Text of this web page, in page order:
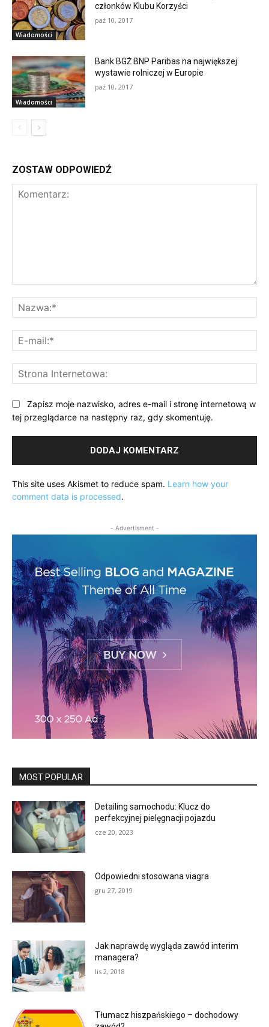
Wiadomości
członków Klubu Korzyści
paź 10, 2017
Wiadomości
Bank BGŻ BNP Paribas na największej
wystawie rolniczej w Europie
paź 10, 2017
ZOSTAW ODPOWIEDŹ
Zapisz moje nazwisko, adres e-mail i stronę internetową w
tej przeglądarce na następny raz, gdy skomentuję.
This site uses Akismet to reduce spam. Learn how your
comment data is processed.
- Advertisment -
MOST POPULAR
Detailing samochodu: Klucz do
perfekcyjnej pielęgnacji pojazdu
cze 20, 2023
Odpowiedni stosowana viagra
gru 27, 2019
Jak naprawdę wygląda zawód interim
managera?
lis 2, 2018
Tłumacz hiszpańskiego – dochodowy